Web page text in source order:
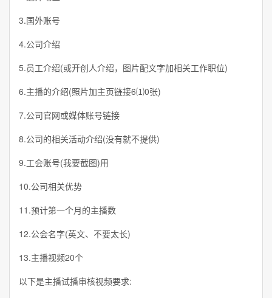
3.国外账号
4.公司介绍
5.员工介绍(或开创人介绍，图片配文字加相关工作职位)
6.主播的介绍(照片加主页链接6⑴0张)
7.公司官网或媒体账号链接
8.公司的相关活动介绍(没有就不提供)
9.工会账号(我要截图)用
10.公司相关优势
11.预计第一个月的主播数
12.公会名字(英文、不要太长)
13.主播视频20个
以下是主播试播审核视频要求: